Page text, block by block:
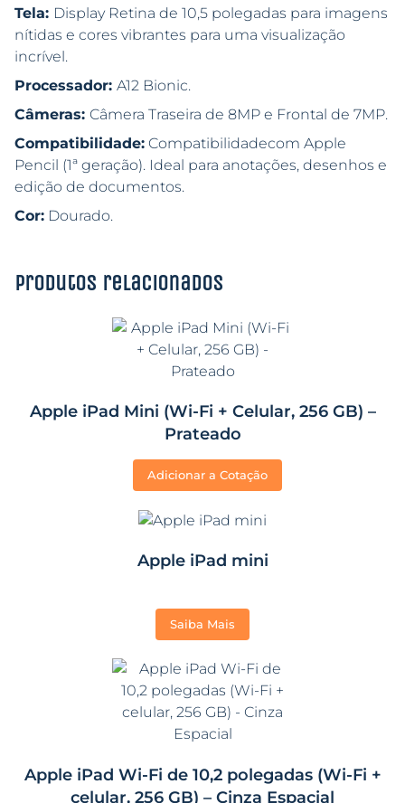
Tela: Display Retina de 10,5 polegadas para imagens
nítidas e cores vibrantes para uma visualização
incrível.
Processador: A12 Bionic.
Câmeras: Câmera Traseira de 8MP e Frontal de 7MP.
Compatibilidade: Compatibilidadecom Apple
Pencil (1ª geração). Ideal para anotações, desenhos e
edição de documentos.
Cor: Dourado.
Produtos relacionados
Apple iPad Mini (Wi-Fi + Celular, 256 GB) –
Prateado
Adicionar a Cotação
Apple iPad mini
Saiba Mais
Apple iPad Wi-Fi de 10,2 polegadas (Wi-Fi +
celular, 256 GB) – Cinza Espacial